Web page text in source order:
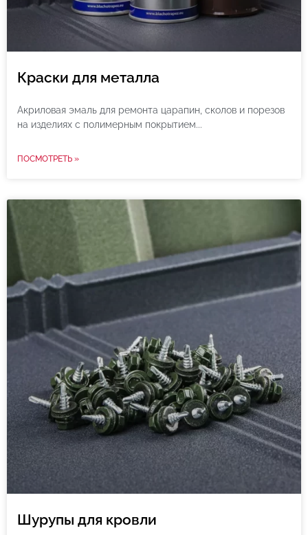
Краски для металла
Акриловая эмаль для ремонта царапин, сколов и порезов
на изделиях с полимерным покрытием
ПОСМОТРЕТЬ »
Шурупы для кровли